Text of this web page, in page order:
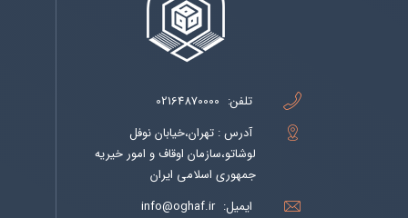
تلفن: 02164870000
آدرس : تهران،خیابان نوفل
لوشاتو،سازمان اوقاف و امور خیریه
جمهوری اسلامی ایران
ایمیل: info@oghaf.ir